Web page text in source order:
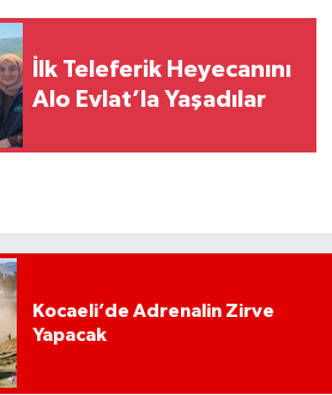
İlk Teleferik Heyecanını
Alo Evlat’la Yaşadılar
Kocaeli’de Adrenalin Zirve
Yapacak